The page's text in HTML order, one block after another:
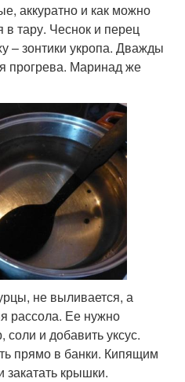
аккуратно и как можно
тару. Чеснок и перец
– зонтики укропа. Дважды
прогрева. Маринад же
не выливается, а
рассола. Ее нужно
соли и добавить уксус.
прямо в банки. Кипящим
закатать крышки.